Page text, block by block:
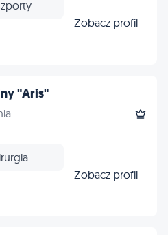
Zobacz profil
"Aris"
Zobacz profil